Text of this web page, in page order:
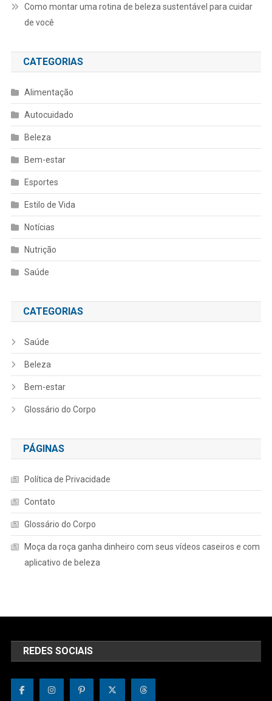
Como montar uma rotina de beleza sustentável para cuidar
de você
CATEGORIAS
Alimentação
Autocuidado
Beleza
Bem-estar
Esportes
Estilo de Vida
Notícias
Nutrição
Saúde
CATEGORIAS
Saúde
Beleza
Bem-estar
Glossário do Corpo
PÁGINAS
Política de Privacidade
Contato
Glossário do Corpo
Moça da roça ganha dinheiro com seus vídeos caseiros e com
aplicativo de beleza
REDES SOCIAIS